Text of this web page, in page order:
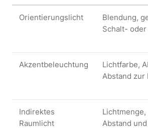
Orientierungslicht
Blendung,
Schalt-
Akzentbeleuchtung
Lichtfarbe,
Abstand zur
Indirektes
Raumlicht
Abstand